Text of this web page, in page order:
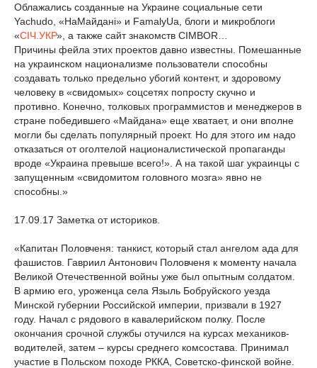
Облажались созданные на Украине социальные сети
Yachudo, «НаМайдані» и FamalyUa, блоги и микроблоги
«СІЧ.УКР», а также сайт знакомств CIMBOR…
Причины фейла этих проектов давно известны. Помешанные
на украинском национализме пользователи способны
создавать только предельно убогий контент, и здоровому
человеку в «свидомых» соцсетях попросту скучно и
противно. Конечно, толковых программистов и менеджеров в
стране победившего «Майдана» еще хватает, и они вполне
могли бы сделать популярный проект. Но для этого им надо
отказаться от оголтелой националистической пропаганды
вроде «Украина превыше всего!». А на такой шаг украинцы с
запущенным «свидомитом головного мозга» явно не
способны.»
17.09.17 Заметка от историков.
«Капитан Половченя: танкист, который стал ангелом ада для
фашистов. Гавриил Антонович Половченя к моменту начала
Великой Отечественной войны уже был опытным солдатом.
В армию его, уроженца села Языль Бобруйского уезда
Минской губернии Российской империи, призвали в 1927
году. Начал с рядового в кавалерийском полку. После
окончания срочной службы отучился на курсах механиков-
водителей, затем – курсы среднего комсостава. Принимал
участие в Польском походе РККА, Советско-финской войне.